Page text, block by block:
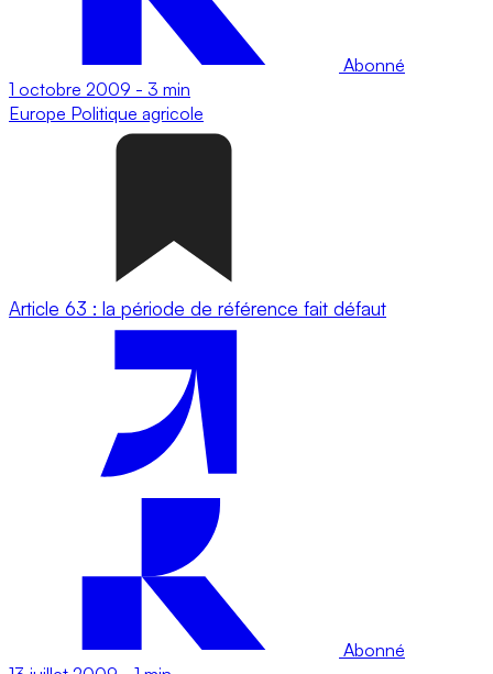
Abonné
1 octobre 2009 - 3 min
Europe Politique agricole
Article 63 : la période de référence fait défaut
Abonné